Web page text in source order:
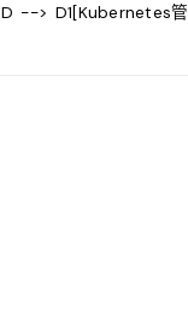
-->